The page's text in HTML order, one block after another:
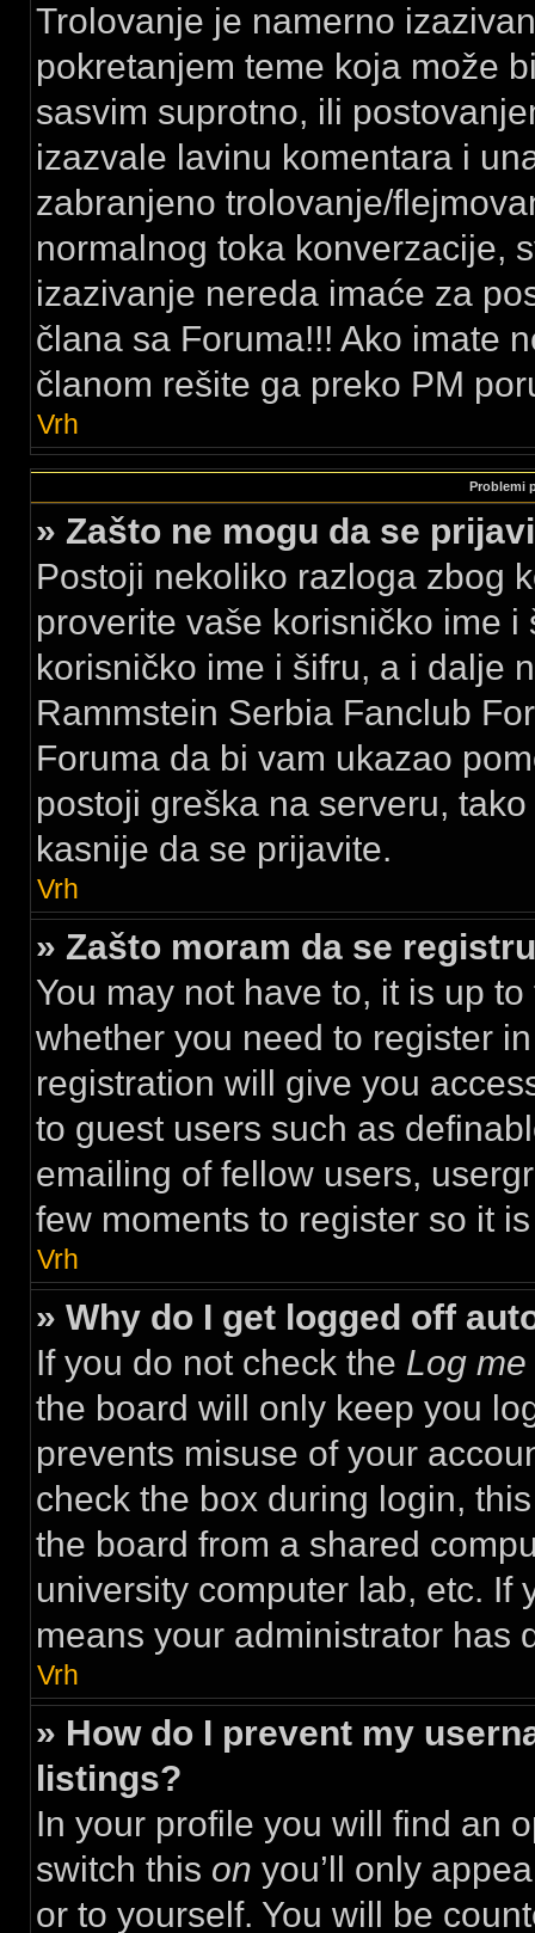
Trolovanje je namerno
pokretanjem teme koja može
sasvim suprotno, ili
izazvale lavinu komentara i
zabranjeno trolovanje/
normalnog toka konverzacije,
izazivanje nereda imaće za
člana sa Foruma!!! Ako imate
članom rešite ga preko PM
Vrh
Problemi
» Zašto ne mogu da se
Postoji nekoliko razloga zbog
proverite vaše korisničko ime
korisničko ime i šifru, a i dalje
Rammstein Serbia Fanclub
Foruma da bi vam ukazao
postoji greška na serveru,
kasnije da se prijavite.
Vrh
» Zašto moram da se
You may not have to, it is up
whether you need to register
registration will give you
to guest users such as
emailing of fellow users,
few moments to register so it
Vrh
» Why do I get logged off
If you do not check the Log
the board will only keep you
prevents misuse of your
check the box during login,
the board from a shared
university computer lab, etc. If
means your administrator has
Vrh
» How do I prevent my
listings?
In your profile you will find an
switch this on you’ll only
or to yourself. You will be